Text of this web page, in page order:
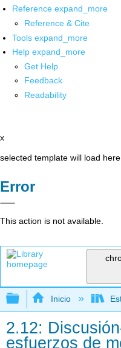
Reference expand_more
Reference & Cite
Tools expand_more
Help expand_more
Get Help
Feedback
Readability
x
selected template will load here
Error
This action is not available.
Expandir/
Inicio
2.12:
esfuerzos de